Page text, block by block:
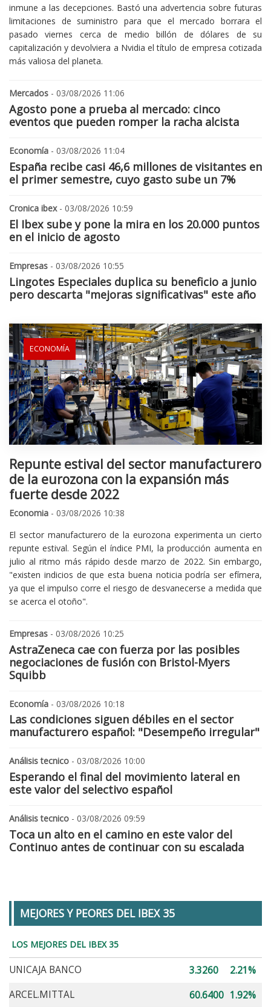
inmune a las decepciones. Bastó una advertencia sobre futuras
limitaciones de suministro para que el mercado borrara el
pasado viernes cerca de medio billón de dólares de su
capitalización y devolviera a Nvidia el título de empresa cotizada
más valiosa del planeta.
Mercados - 03/08/2026 11:06
Agosto pone a prueba al mercado: cinco
eventos que pueden romper la racha alcista
Economía - 03/08/2026 11:04
España recibe casi 46,6 millones de visitantes en
el primer semestre, cuyo gasto sube un 7%
Cronica ibex- 03/08/2026 10:59
El Ibex sube y pone la mira en los 20.000 puntos
en el inicio de agosto
Empresas - 03/08/2026 10:55
Lingotes Especiales duplica su beneficio a junio
pero descarta "mejoras significativas" este año
ECONOMÍA
Repunte estival del sector manufacturero
de la eurozona con la expansión más
fuerte desde 2022
Economia - 03/08/2026 10:38
El sector manufacturero de la eurozona experimenta un cierto
repunte estival. Según el índice PMI, la producción aumenta en
julio al ritmo más rápido desde marzo de 2022. Sin embargo,
"existen indicios de que esta buena noticia podría ser efímera,
ya que el impulso corre el riesgo de desvanecerse a medida que
se acerca el otoño".
Empresas - 03/08/2026 10:25
AstraZeneca cae con fuerza por las posibles
negociaciones de fusión con Bristol-Myers
Squibb
Economía - 03/08/2026 10:18
Las condiciones siguen débiles en el sector
manufacturero español: "Desempeño irregular"
Análisis tecnico - 03/08/2026 10:00
Esperando el final del movimiento lateral en
este valor del selectivo español
Análisis tecnico - 03/08/2026 09:59
Toca un alto en el camino en este valor del
Continuo antes de continuar con su escalada
MEJORES Y PEORES DEL IBEX 35
LOS MEJORES DEL IBEX 35
UNICAJA BANCO 3.3260
2.21%
ARCEL.MITTAL
60.6400 1.92%